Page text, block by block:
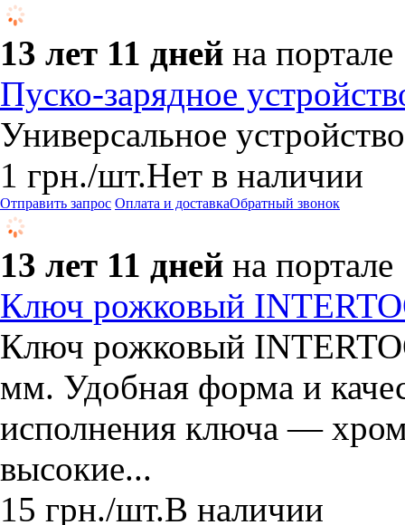
13 лет 11 дней на портале
Пуско-зарядное
Универсальное
1 грн./шт.Нет в наличии
Отправить запрос Оплата и доставкаОбратный звонок
13 лет 11 дней на портале
Ключ рожковый
Ключ рожковый
мм. Удобная форма и
исполнения ключа —
высокие...
15 грн./шт.В наличии